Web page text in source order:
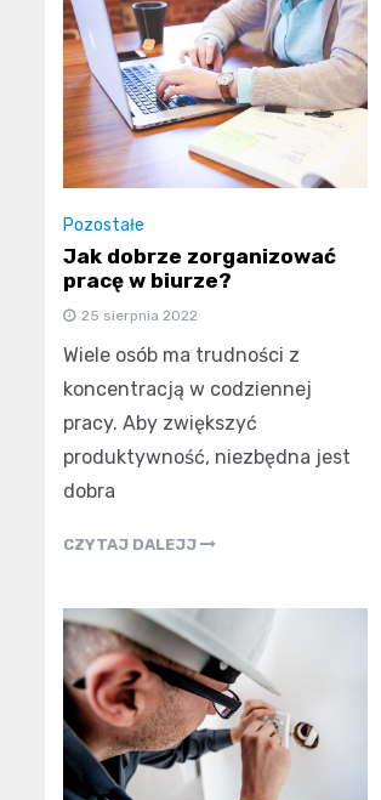
Pozostałe
Jak dobrze zorganizować
pracę w biurze?
25 sierpnia 2022
Wiele osób ma trudności z
koncentracją w codziennej
pracy. Aby zwiększyć
produktywność, niezbędna jest
dobra
CZYTAJ DALEJJ